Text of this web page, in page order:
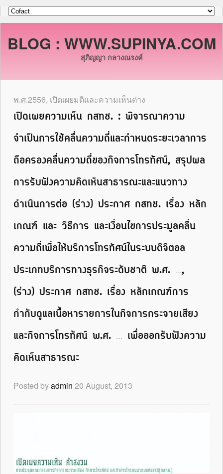
BLOG : WWW.SUPINYA.COM
สุภิญญา กลางณรงค์
พ.ศ.2556, เปิดเผยมติและความเห็นต่าง
เปิดเผยความเห็น กสทช. : พิจารณาความ
จำเป็นการใช้คลื่นความถี่และกำหนดระยะเวลาการ
ถือครองคลื่นความถี่ของกิจการโทรทัศน์, สรุปผล
การรับฟังความคิดเห็นสาธารณะและแนวทาง
ดำเนินการต่อ (ร่าง) ประกาศ กสทช. เรื่อง หลัก
เกณฑ์ และ วิธีการ และเงื่อนไขการประมูลคลื่น
ความถี่เพื่อให้บริการโทรทัศน์ในระบบดิจิตอล
ประเภทบริการทางธุรกิจระดับชาติ พ.ศ. …,
(ร่าง) ประกาศ กสทช. เรื่อง หลักเกณฑ์การ
กำกับดูแลเนื้อหารายการในกิจการกระจายเสียง
และกิจการโทรทัศน์ พ.ศ. … เพื่อออกรับฟังความ
คิดเห็นสาธารณะ
Posted byadmin 20 August, 2013